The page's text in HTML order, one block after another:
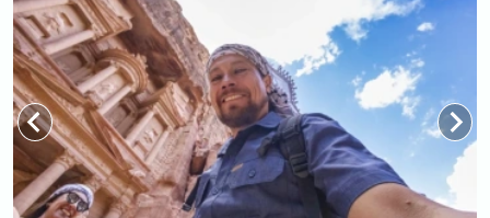
Scopriamo altri edifici incredibilmente scolpiti nella
pietra e trasformati in magnifiche mura multicolori nel
corso degli anni.
Alla fine della tuaEscursione da Sharm a Petra
riportiamo al porto di Aqaba per il viaggio di ritorno a
Sharm El Sheikh.
N.B:
È necessario il passaporto per l'ingresso in Giordania.